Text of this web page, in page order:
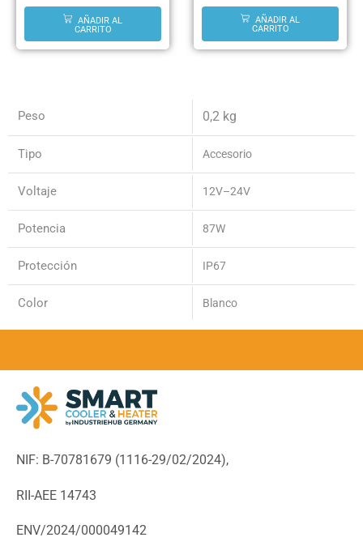
AÑADIR AL
CARRITO
AÑADIR AL
CARRITO
Peso 0,2 kg
Tipo Accesorio
Voltaje 12V–24V
Potencia 87W
Protección IP67
Color Blanco
NIF: B-70781679 (1116-29/02/2024),
RII-AEE 14743
ENV/2024/000049142